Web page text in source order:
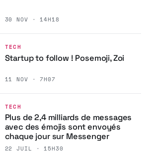
30 NOV · 14H18
TECH
Startup to follow ! Posemoji, Zoi
11 NOV · 7H07
TECH
Plus de 2,4 milliards de messages
avec des émojis sont envoyés
chaque jour sur Messenger
22 JUIL · 15H30